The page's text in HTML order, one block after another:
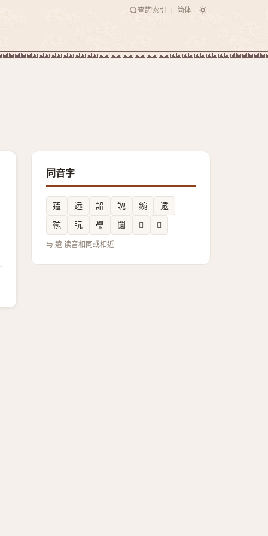
查詢索引 简体
同音字
薳 远 䛇 䛄 鋺
逺
䩩
盶 㼂 闧 𫟨 𧧁
与 遠 读音相同或相近